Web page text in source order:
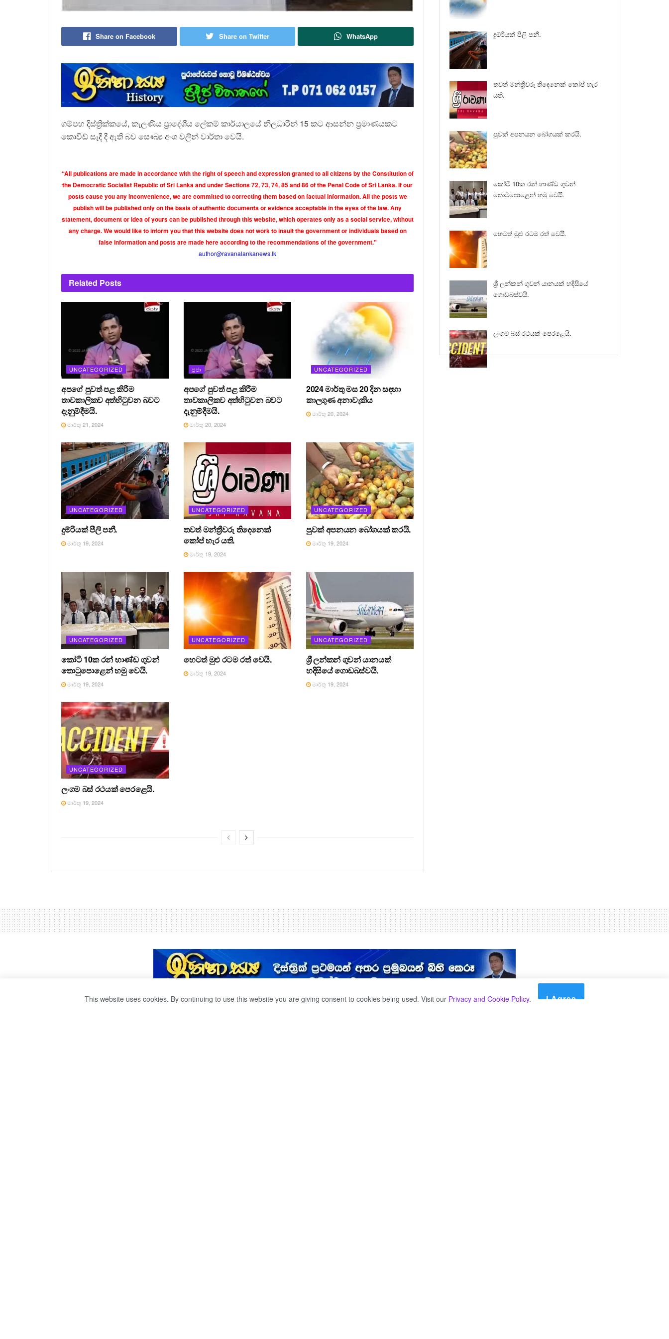
Share on Facebook Share on Twitter WhatsApp
ගම්පහ දිස්ත්‍රික්කයේ, කැලණිය ප්‍රාදේශීය ලේකම් කාර්යාලයේ නිලධාරීන් 15 කට ආසන්න ප්‍රමාණයකට
කොවිඩ් සෑදී දී ඇති බව සෞඛ්‍ය අංශ වලින් වාර්තා වෙයි.
“All publications are made in accordance with the right of speech and expression granted to all citizens by the Constitution of
the Democratic Socialist Republic of Sri Lanka and under Sections 72, 73, 74, 85 and 86 of the Penal Code of Sri Lanka. If our
posts cause you any inconvenience, we are committed to correcting them based on factual information. All the posts we
publish will be published only on the basis of authentic documents or evidence acceptable in the eyes of the law. Any
statement, document or idea of yours can be published through this website, which operates only as a social service, without
any charge. We would like to inform you that this website does not work to insult the government or individuals based on
false information and posts are made here according to the recommendations of the government."
author@ravanalankanews.lk
Related Posts
UNCATEGORIZED
අපගේ පුවත් පළ කිරීම
තාවකාලිකව අත්හිටුවන බවට
දැනුම්දීමයි.
මාර්තු 21, 2024
ප්‍රජා
අපගේ පුවත් පළ කිරීම
තාවකාලිකව අත්හිටුවන බවට
දැනුම්දීමයි.
මාර්තු 20, 2024
UNCATEGORIZED
2024 මාර්තු මස 20 දින සඳහා
කාලගුණ අනාවැකිය
මාර්තු 20, 2024
UNCATEGORIZED
දුම්රියක් පීලි පනී.
මාර්තු 19, 2024
UNCATEGORIZED
තවත් මන්ත්‍රීවරු තිදෙනෙක්
කෝප් හැර යති.
මාර්තු 19, 2024
UNCATEGORIZED
පුවක් අපනයන බෝගයක් කරයි.
මාර්තු 19, 2024
UNCATEGORIZED
කෝටි 10ක රන් භාණ්ඩ ගුවන්
තොටුපොළෙන් හමු වෙයි.
මාර්තු 19, 2024
UNCATEGORIZED
හෙටත් මුළු රටම රත් වෙයි.
මාර්තු 19, 2024
UNCATEGORIZED
ශ්‍රී ලන්කන් ගුවන් යානයක්
හදිසියේ ගොඩබස්වයි.
මාර්තු 19, 2024
UNCATEGORIZED
ලංගම බස් රථයක් පෙරළෙයි.
මාර්තු 19, 2024
දුම්රියක් පීලි පනී.
තවත් මන්ත්‍රීවරු තිදෙනෙක් කෝප් හැර
යති.
පුවක් අපනයන බෝගයක් කරයි.
කෝටි 10ක රන් භාණ්ඩ ගුවන්
තොටුපොළෙන් හමු වෙයි.
හෙටත් මුළු රටම රත් වෙයි.
ශ්‍රී ලන්කන් ගුවන් යානයක් හදිසියේ
ගොඩබස්වයි.
ලංගම බස් රථයක් පෙරළෙයි.
This website uses cookies. By continuing to use this website you are giving consent to cookies being used. Visit our Privacy and Cookie Policy. I Agree